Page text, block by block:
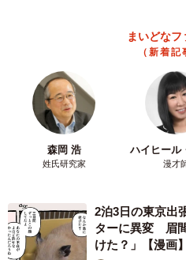
まいどなフ
（新着記
森岡 浩
姓氏研究家
ハイヒール
漫才
2泊3日の東京出
ターに異変 眉
けた？」【漫画】